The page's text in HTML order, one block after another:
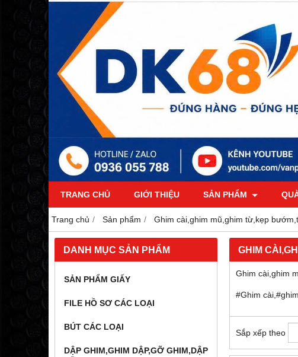
TRANG CHỦ GIỚI THIỆU SẢN PHẨM
Trang chủ Sản phẩm Ghim cài,ghim mũ,ghim từ,kẹp
DANH MỤC SẢN PHẨM
SẢN PHẨM GIẤY
FILE HỒ SƠ CÁC LOẠI
BÚT CÁC LOẠI
DẬP GHIM,GHIM DẬP,GỠ GHIM,DẬP
GHIM
Ghim cài,ghim
#Ghim
Sắp xếp theo